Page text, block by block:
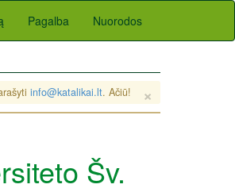
Pagalba Nuorodos
info@katalikai.lt. Ačiū! ×
Šv.